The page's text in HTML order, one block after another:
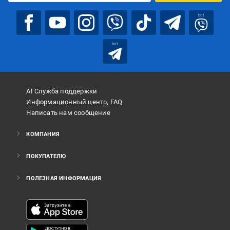
bot
bot
AI Служба поддержки
Информационный центр, FAQ
Написать нам сообщение
КОМПАНИЯ
ПОКУПАТЕЛЮ
ПОЛЕЗНАЯ ИНФОРМАЦИЯ